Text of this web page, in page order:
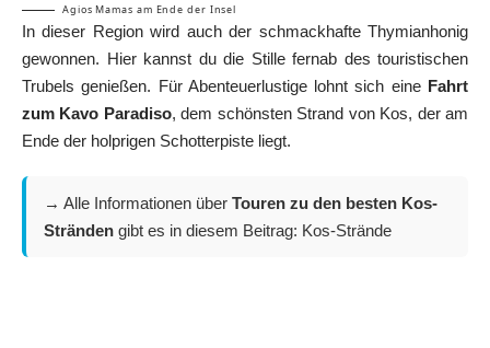
Agios Mamas am Ende der Insel
In dieser Region wird auch der schmackhafte Thymianhonig
gewonnen. Hier kannst du die Stille fernab des touristischen
Trubels genießen. Für Abenteuerlustige lohnt sich eine Fahrt
zum Kavo Paradiso, dem schönsten Strand von Kos, der am
Ende der holprigen Schotterpiste liegt.
→ Alle Informationen über Touren zu den besten Kos-
Stränden gibt es in diesem Beitrag: Kos-Strände